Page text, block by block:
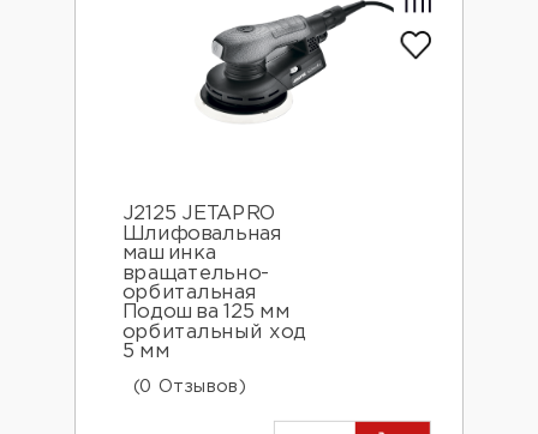
J2125 JETAPRO
Шлифовальная
машинка
вращательно-
орбитальная
Подошва 125 мм
орбитальный ход
5 мм
(0 Отзывов)